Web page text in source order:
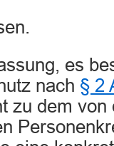
es
nach § 2
zu dem